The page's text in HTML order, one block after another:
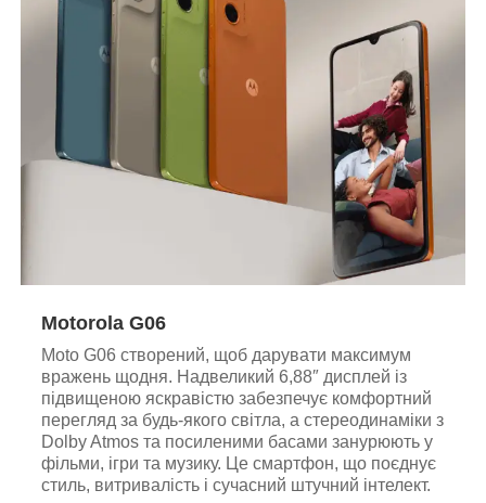
Motorola G06
Moto G06 створений, щоб дарувати максимум
вражень щодня. Надвеликий 6,88″ дисплей із
підвищеною яскравістю забезпечує комфортний
перегляд за будь-якого світла, а стереодинаміки з
Dolby Atmos та посиленими басами занурюють у
фільми, ігри та музику. Це смартфон, що поєднує
стиль, витривалість і сучасний штучний інтелект.